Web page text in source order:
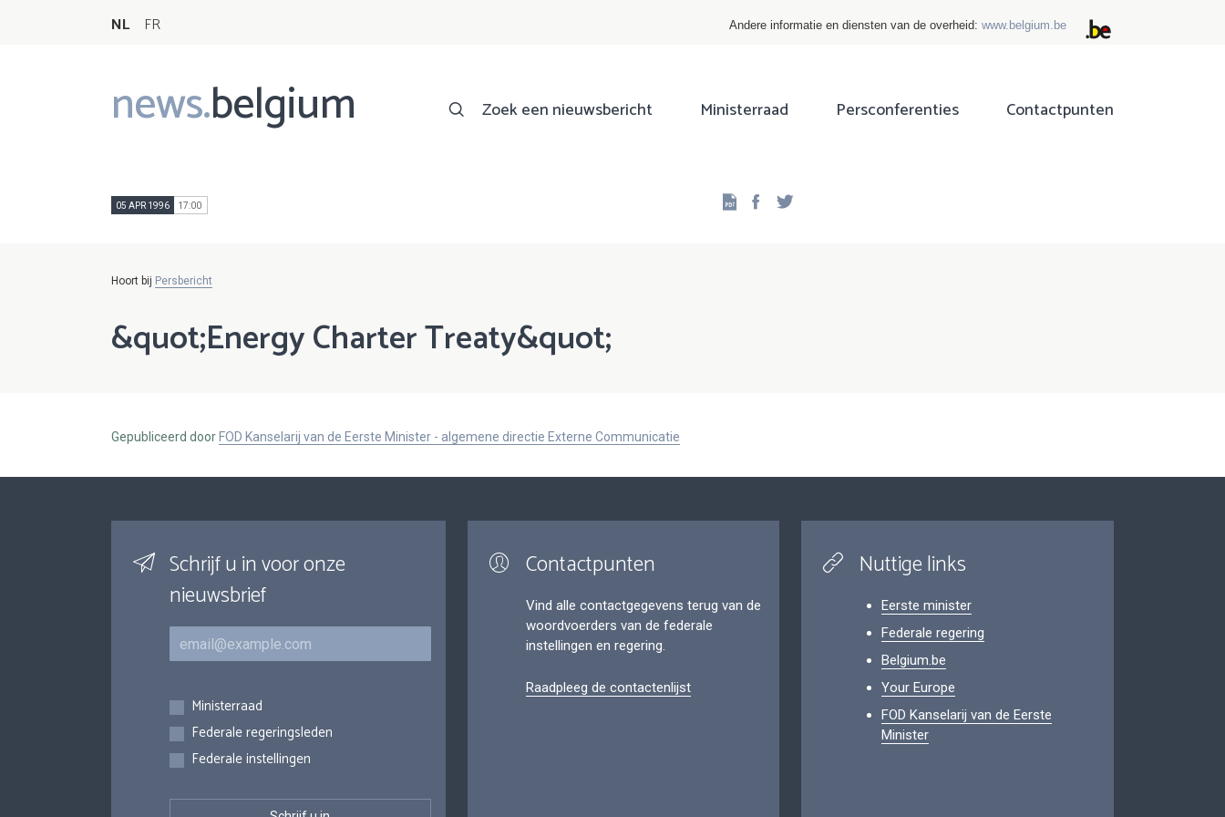
NL FR Andere informatie en diensten van de overheid: www.belgium.be
news.belgium
Main
navigation
Zoek een nieuwsbericht Ministerraad Persconferenties Contactpunten
05 APR 1996 17:00 Facebook
Hoort bij Persbericht
&quot;Energy Charter Treaty&quot;
Gepubliceerd door FOD Kanselarij van de Eerste Minister - algemene directie Externe Communicatie
Schrijf u in voor onze
nieuwsbrief
E-mail
Inschrijvingen
Ministerraad
Federale regeringsleden
Federale instellingen
Contactpunten
Vind alle contactgegevens terug van de
woordvoerders van de federale
instellingen en regering.
Raadpleeg de contactenlijst
Nuttige links
Eerste minister
Federale regering
Belgium.be
Your Europe
FOD Kanselarij van de Eerste
Minister